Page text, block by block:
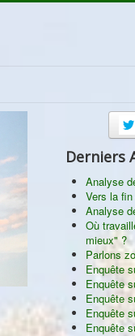
Derniers
Analyse
Vers la
Analyse
Où
mieux" ?
Parlons
Enquête
Enquête
Enquête
Enquête
Enquête